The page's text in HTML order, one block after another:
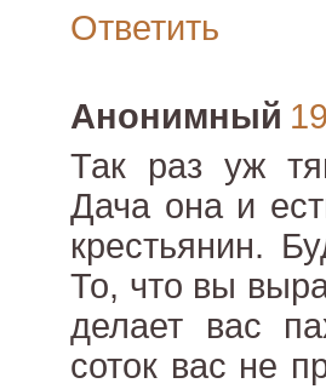
Ответить
Анонимный
Так раз уж
Дача она и
крестьянин.
То, что вы
делает вас
соток вас не